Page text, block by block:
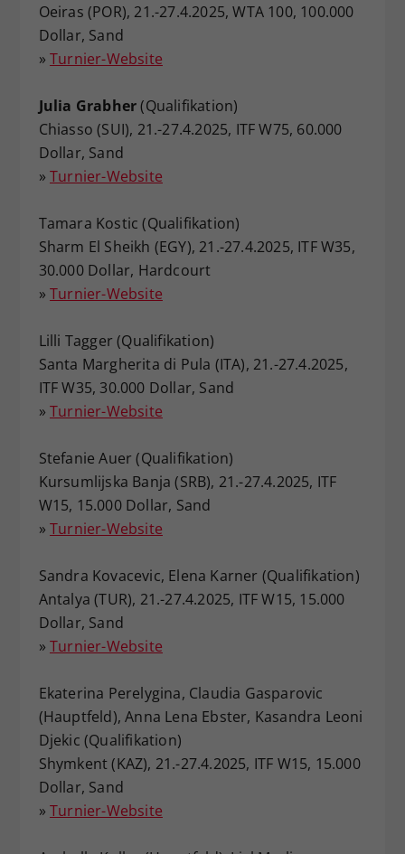
Oeiras (POR), 21.-27.4.2025, WTA 100, 100.000
Dollar, Sand
» Turnier-Website
Julia Grabher(Qualifikation)
Chiasso (SUI), 21.-27.4.2025, ITF W75, 60.000
Dollar, Sand
» Turnier-Website
Tamara Kostic (Qualifikation)
Sharm El Sheikh (EGY), 21.-27.4.2025, ITF W35,
30.000 Dollar, Hardcourt
» Turnier-Website
Lilli Tagger (Qualifikation)
Santa Margherita di Pula (ITA), 21.-27.4.2025,
ITF W35, 30.000 Dollar, Sand
» Turnier-Website
Stefanie Auer (Qualifikation)
Kursumlijska Banja (SRB), 21.-27.4.2025, ITF
W15, 15.000 Dollar, Sand
» Turnier-Website
Sandra Kovacevic, Elena Karner (Qualifikation)
Antalya (TUR), 21.-27.4.2025, ITF W15, 15.000
Dollar, Sand
» Turnier-Website
Ekaterina Perelygina, Claudia Gasparovic
(Hauptfeld), Anna Lena Ebster, Kasandra Leoni
Djekic (Qualifikation)
Shymkent (KAZ), 21.-27.4.2025, ITF W15, 15.000
Dollar, Sand
» Turnier-Website